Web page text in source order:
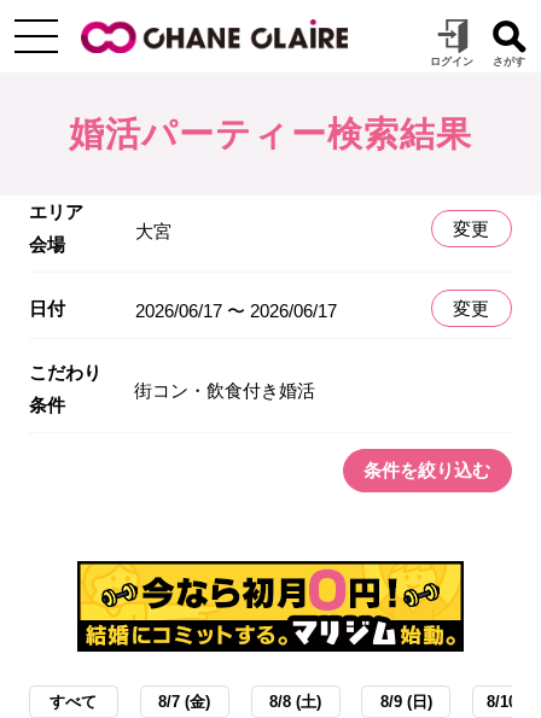
婚活パーティー検索結果
エリア
会場
大宮 変更
日付 2026/06/17 〜 2026/06/17 変更
こだわり
条件
街コン・飲食付き婚活
条件を絞り込む
すべて 8/7 (金) 8/8 (土) 8/9 (日) 8/10 (